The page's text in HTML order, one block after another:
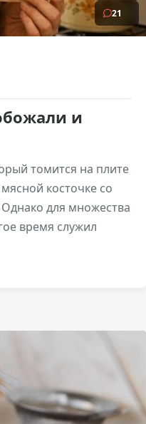
21
и
томится на плите
косточке со
для множества
время служил